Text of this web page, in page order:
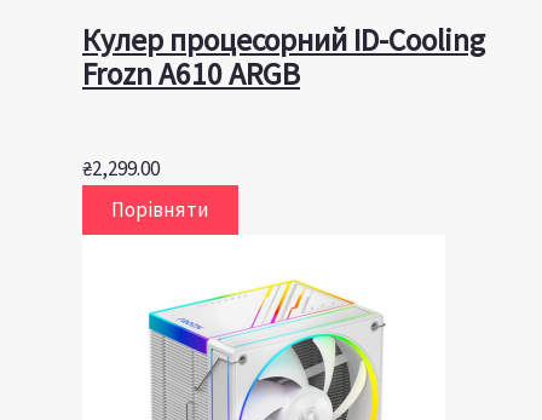
Кулер процесорний ID-Cooling
Frozn A610 ARGB
₴2,299.00
Порівняти